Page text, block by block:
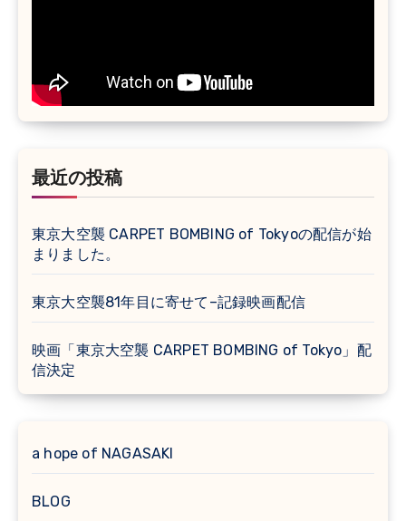
最近の投稿
東京大空襲 CARPET BOMBING of Tokyoの配信が始
まりました。
東京大空襲81年目に寄せて–記録映画配信
映画「東京大空襲 CARPET BOMBING of Tokyo」配
信決定
a hope of NAGASAKI
BLOG